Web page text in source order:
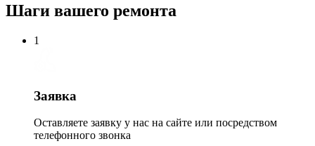
Шаги вашего ремонта
1
Заявка
Оставляете заявку у нас на сайте или посредством
телефонного звонка